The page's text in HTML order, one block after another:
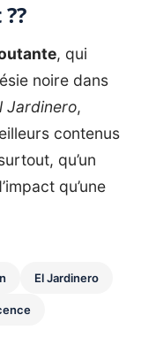
, qui
noire dans
Jardinero,
contenus
qu’un
qu’une
El Jardinero